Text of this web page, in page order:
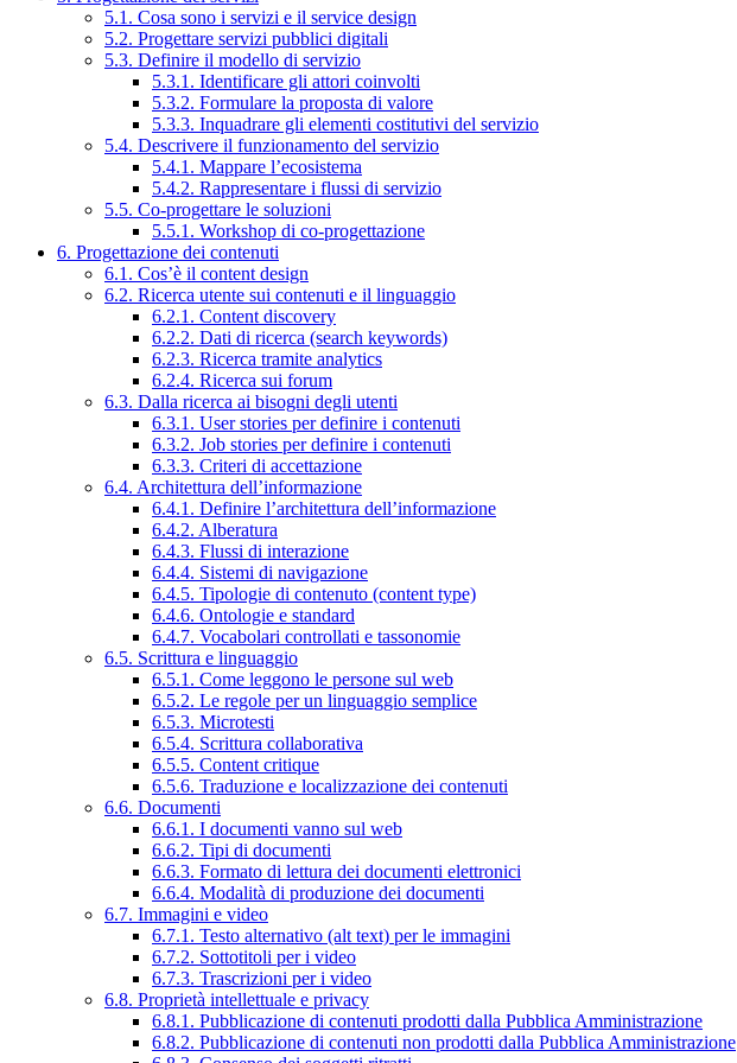
5.1. Cosa sono i servizi e il service design
5.2. Progettare servizi pubblici digitali
5.3. Definire il modello di servizio
5.3.1. Identificare gli attori coinvolti
5.3.2. Formulare la proposta di valore
5.3.3. Inquadrare gli elementi costitutivi del servizio
5.4. Descrivere il funzionamento del servizio
5.4.1. Mappare l’ecosistema
5.4.2. Rappresentare i flussi di servizio
5.5. Co-progettare le soluzioni
5.5.1. Workshop di co-progettazione
6. Progettazione dei contenuti
6.1. Cos’è il content design
6.2. Ricerca utente sui contenuti e il linguaggio
6.2.1. Content discovery
6.2.2. Dati di ricerca (search keywords)
6.2.3. Ricerca tramite analytics
6.2.4. Ricerca sui forum
6.3. Dalla ricerca ai bisogni degli utenti
6.3.1. User stories per definire i contenuti
6.3.2. Job stories per definire i contenuti
6.3.3. Criteri di accettazione
6.4. Architettura dell’informazione
6.4.1. Definire l’architettura dell’informazione
6.4.2. Alberatura
6.4.3. Flussi di interazione
6.4.4. Sistemi di navigazione
6.4.5. Tipologie di contenuto (content type)
6.4.6. Ontologie e standard
6.4.7. Vocabolari controllati e tassonomie
6.5. Scrittura e linguaggio
6.5.1. Come leggono le persone sul web
6.5.2. Le regole per un linguaggio semplice
6.5.3. Microtesti
6.5.4. Scrittura collaborativa
6.5.5. Content critique
6.5.6. Traduzione e localizzazione dei contenuti
6.6. Documenti
6.6.1. I documenti vanno sul web
6.6.2. Tipi di documenti
6.6.3. Formato di lettura dei documenti elettronici
6.6.4. Modalità di produzione dei documenti
6.7. Immagini e video
6.7.1. Testo alternativo (alt text) per le immagini
6.7.2. Sottotitoli per i video
6.7.3. Trascrizioni per i video
6.8. Proprietà intellettuale e privacy
6.8.1. Pubblicazione di contenuti prodotti dalla Pubblica Amministrazione
6.8.2. Pubblicazione di contenuti non prodotti dalla Pubblica Amministrazione